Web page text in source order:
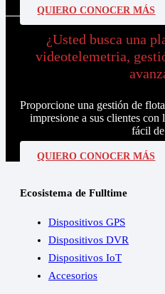
QUIERO CONOCER MÁS
¿Usted busca una
videotelemetria,
Proporcione una gestión de
impresione a sus clientes con
fácil de
QUIERO CONOCER MÁS
Ecosistema de Fulltime
Dispositivos GPS
Dispositivos DVR
Dispositivos IoT
Accesorios